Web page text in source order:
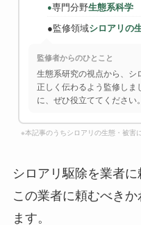
●専門分野生態系科学
●監修領域シロアリの
監修者からのひとこと
生態系研究の視点から、
正しく伝わるよう監修しま
に、ぜひ役立ててください。
※本記事のうちシロアリの生態・被害
シロアリ駆除を業者
この業者に頼むべき
ます。